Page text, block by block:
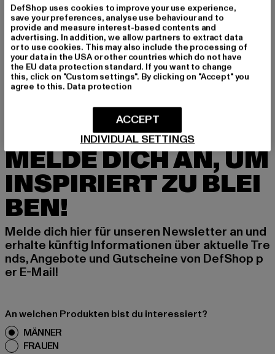
GRÖSSE & PASSFORM
LIEFERUNG & RÜCKGABE
MELDE DICH AN, UM
INSPIRIERT ZU BLEI
BEN!
Melde dich hier für unseren Newsletter an und
erhalte künftig Informationen über aktuelle Tre
nds, Angebote und Gutscheine von DefShop p
er E-Mail!
An welchen Produkten bist du interessiert?
MÄNNER
FRAUEN
DefShop uses cookies to improve your use experience,
save your preferences, analyse use behaviour and to
provide and measure interest-based contents and
advertising. In addition, we allow partners to extract data
or to use cookies. This may also include the processing of
your data in the USA or other countries which do not have
the EU data protection standard. If you want to change
this, click on "Custom settings". By clicking on "Accept" you
agree to this. Data protection
INDIVIDUAL SETTINGS
ACCEPT